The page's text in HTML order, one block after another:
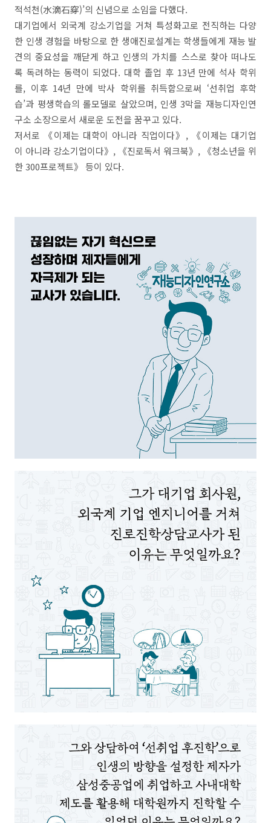
적석천(水滴石穿)’의 신념으로 소임을 다했다.
대기업에서 외국계 강소기업을 거쳐 특성화고로 전직하는 다양
한 인생 경험을 바탕으로 한 생애진로설계는 학생들에게 재능 발
견의 중요성을 깨닫게 하고 인생의 가치를 스스로 찾아 떠나도
록 독려하는 동력이 되었다. 대학 졸업 후 13년 만에 석사 학위
를, 이후 14년 만에 박사 학위를 취득함으로써 ‘선취업 후학
습’과 평생학습의 롤모델로 살았으며, 인생 3막을 재능디자인연
구소 소장으로서 새로운 도전을 꿈꾸고 있다.
저서로 《이제는 대학이 아니라 직업이다》, 《이제는 대기업
이 아니라 강소기업이다》, 《진로독서 워크북》, 《청소년을 위
한 300프로젝트》 등이 있다.